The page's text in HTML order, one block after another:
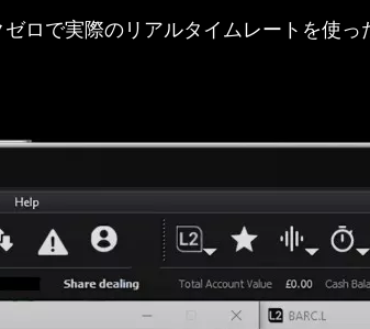
ゼロで実際のリアルタイムレートを使